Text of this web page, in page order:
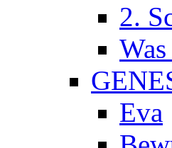
2.
Eva